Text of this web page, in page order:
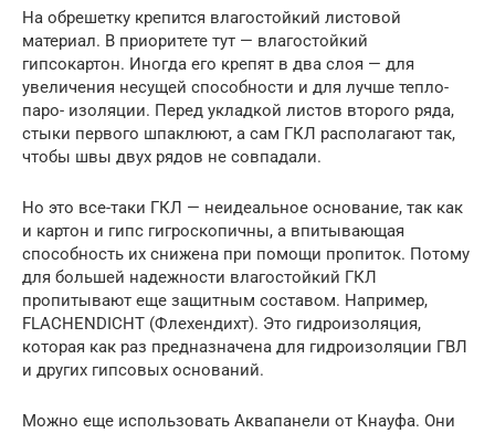
На обрешетку крепится влагостойкий листовой
материал. В приоритете тут — влагостойкий
гипсокартон. Иногда его крепят в два слоя — для
увеличения несущей способности и для лучше тепло-
паро- изоляции. Перед укладкой листов второго ряда,
стыки первого шпаклюют, а сам ГКЛ располагают так,
чтобы швы двух рядов не совпадали.
Но это все-таки ГКЛ — неидеальное основание, так как
и картон и гипс гигроскопичны, а впитывающая
способность их снижена при помощи пропиток. Потому
для большей надежности влагостойкий ГКЛ
пропитывают еще защитным составом. Например,
FLACHENDICHT (Флехендихт). Это гидроизоляция,
которая как раз предназначена для гидроизоляции ГВЛ
и других гипсовых оснований.
Можно еще использовать Аквапанели от Кнауфа. Они